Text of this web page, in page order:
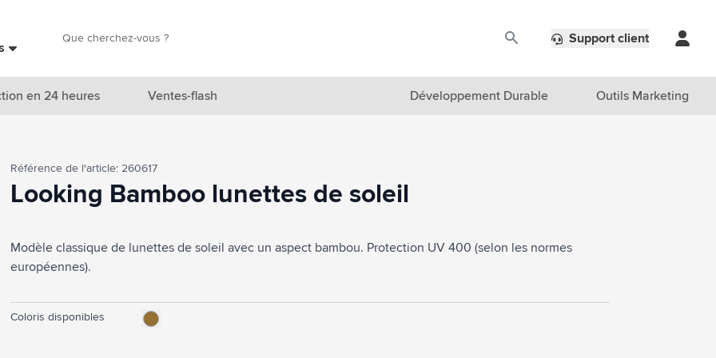
Marques
Accessoires boissons
Sacs & Voyage
Cuisiner & Vivre
Produits de soin
Support client
en 24 heures Ventes-flash Développement Durable Outils Marketing
Référence de l'article: 260617
Looking Bamboo lunettes de soleil
Modèle classique de lunettes de soleil avec un aspect bambou. Protection UV 400 (selon les normes
européennes).
Coloris disponibles